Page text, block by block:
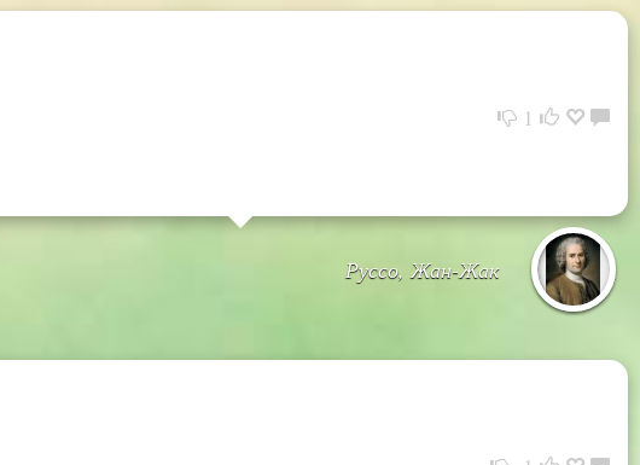
1
Руссо, Жан-Жак